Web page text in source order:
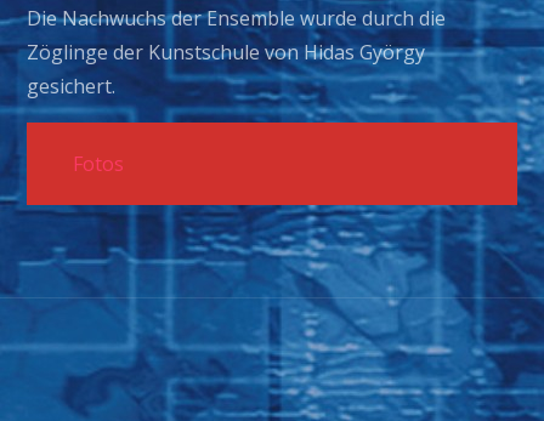
Die Nachwuchs der Ensemble wurde durch die
Zöglinge der Kunstschule von Hidas György
gesichert.
Fotos